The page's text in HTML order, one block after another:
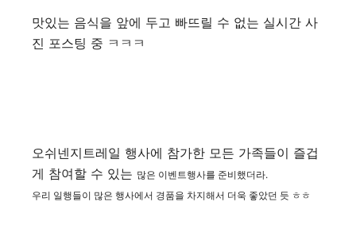
맛있는 음식을 앞에 두고 빠뜨릴 수 없는 실시간 사
진 포스팅 중 ㅋㅋㅋ
오쉬넨지트레일 행사에 참가한 모든 가족들이 즐겁
게 참여할 수 있는 많은 이벤트행사를 준비했더라.
우리 일행들이 많은 행사에서 경품을 차지해서 더욱 좋았던 듯 ㅎㅎ